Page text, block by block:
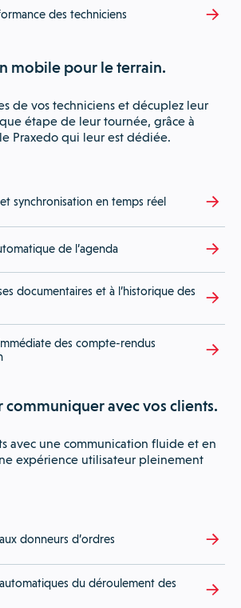
des techniciens
mobile pour le terrain.
de vos techniciens et décuplez leur
étape de leur tournée, grâce à
Praxedo qui leur est dédiée.
synchronisation en temps réel
de l’agenda
documentaires et à l’historique des
des compte-rendus
communiquer avec vos clients.
avec une communication fluide et en
expérience utilisateur pleinement
donneurs d’ordres
du déroulement des